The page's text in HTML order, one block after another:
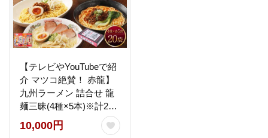
【テレビやYouTubeで紹
介 マツコ絶賛！ 赤龍】
九州ラーメン 詰合せ 龍
麺三昧(4種×5本)※計20
食セット 龍麺三昧 九州
ラーメン ロン龍 赤龍 カ
10,000円